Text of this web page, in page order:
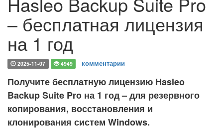
– бесплатная лицензия
на 1 год
2025-11-07 4949 комментарии
Получите бесплатную лицензию Hasleo
Backup Suite Pro на 1 год – для резервного
копирования, восстановления и
клонирования систем Windows.